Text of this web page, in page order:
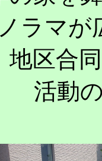
ラマが
地区合
活動